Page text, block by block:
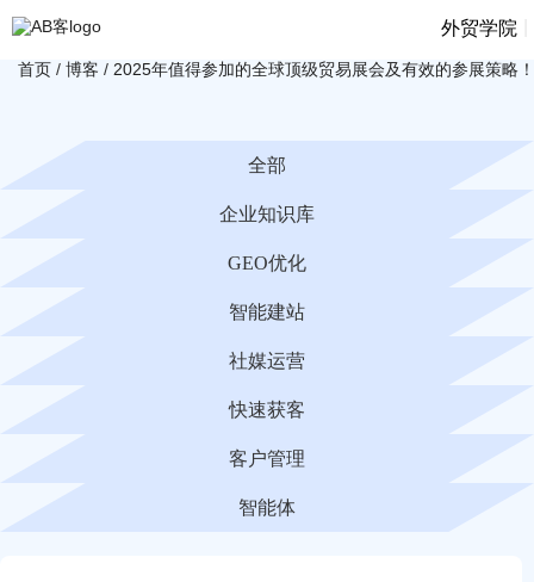
外贸学院
首页 / 博客 / 2025年值得参加的全球顶级贸易展会及有效的参展策略！
全部
企业知识库
GEO优化
智能建站
社媒运营
快速获客
客户管理
智能体